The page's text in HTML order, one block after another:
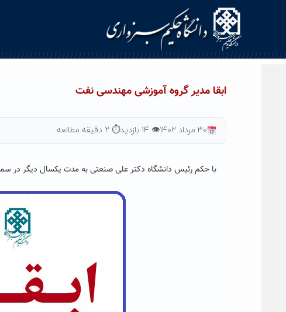
ابقا مدیر گروه آموزشی مهندسی نفت
۳۰ مرداد ۱۴۰۲ 👁 ۱۴ بازدید ⏱ ۲ دقیقه مطالعه
با حکم رئیس دانشگاه دکتر علی صنعتی به مدت یکسال دیگر در